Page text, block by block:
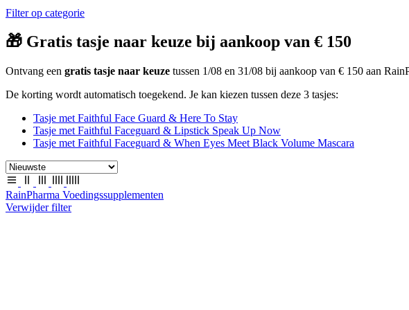
Filter op categorie
🎁 Gratis tasje naar keuze bij aankoop van € 150
Ontvang een gratis tasje naar keuze tussen 1/08 en 31/08 bij aankoop van € 150 aan
De korting wordt automatisch toegekend. Je kan kiezen tussen deze 3 tasjes:
Tasje met Faithful Face Guard & Here To Stay
Tasje met Faithful Faceguard & Lipstick Speak Up Now
Tasje met Faithful Faceguard & When Eyes Meet Black Volume Mascara
RainPharma Voedingssupplementen
Verwijder filter